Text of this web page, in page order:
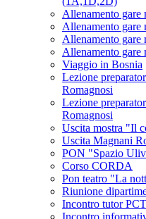
Allenamento gare
Allenamento gare
Allenamento gare
Allenamento gare
Viaggio in Bosnia
Lezione
Romagnosi
Lezione
Romagnosi
Uscita mostra "Il
Uscita Magnani
PON "Spazio
Corso CORDA
Pon teatro "La
Riunione
Incontro tutor